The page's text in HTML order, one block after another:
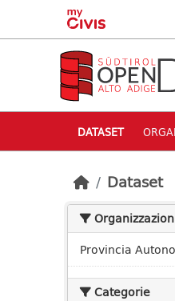
Skip to main content
DATASET
Dataset
Provincia
Categorie